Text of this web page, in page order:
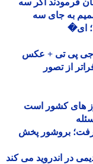
اگر سه
به جای سه
پی تی + عکس
از تصور
کشور است
بروشور پخش
اندروید می کند